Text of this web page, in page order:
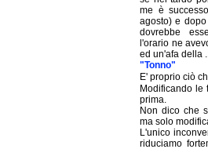
me è
agosto) e
dovrebbe
l'orario ne
ed un'afa della
"Tonno"
E' proprio ciò
Modificando le
prima.
Non dico che
ma solo
L'unico
riduciamo